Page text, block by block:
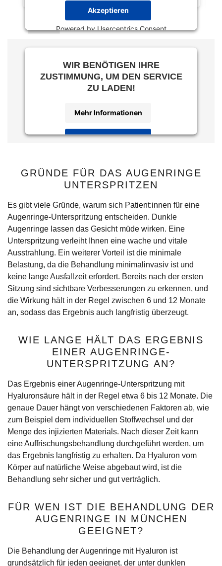
Akzeptieren
Powered byUsercentrics Consent
WIR BENÖTIGEN IHRE
ZUSTIMMUNG, UM DEN SERVICE
ZU LADEN!
Mehr Informationen
Akzeptieren
Management Platform
GRÜNDE FÜR DAS AUGENRINGE
UNTERSPRITZEN
Es gibt viele Gründe, warum sich Patient:innen für eine
Augenringe-Unterspritzung entscheiden. Dunkle
Augenringe lassen das Gesicht müde wirken. Eine
Unterspritzung verleiht Ihnen eine wache und vitale
Ausstrahlung. Ein weiterer Vorteil ist die minimale
Belastung, da die Behandlung minimalinvasiv ist und
keine lange Ausfallzeit erfordert. Bereits nach der ersten
Sitzung sind sichtbare Verbesserungen zu erkennen, und
die Wirkung hält in der Regel zwischen 6 und 12 Monate
an, sodass das Ergebnis auch langfristig überzeugt.
WIE LANGE HÄLT DAS ERGEBNIS
EINER AUGENRINGE-
UNTERSPRITZUNG AN?
Das Ergebnis einer Augenringe-Unterspritzung mit
Hyaluronsäure hält in der Regel etwa 6 bis 12 Monate. Die
genaue Dauer hängt von verschiedenen Faktoren ab, wie
zum Beispiel dem individuellen Stoffwechsel und der
Menge des injizierten Materials. Nach dieser Zeit kann
eine Auffrischungsbehandlung durchgeführt werden, um
das Ergebnis langfristig zu erhalten. Da Hyaluron vom
Körper auf natürliche Weise abgebaut wird, ist die
Behandlung sehr sicher und gut verträglich.
FÜR WEN IST DIE BEHANDLUNG DER
AUGENRINGE IN MÜNCHEN
GEEIGNET?
Die Behandlung der Augenringe mit Hyaluron ist
grundsätzlich für jeden geeignet, der unter dunklen